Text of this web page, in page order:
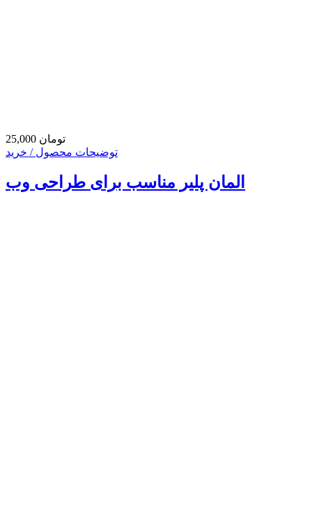
25,000 تومان
توضیحات محصول / خرید
المان پلیر مناسب برای طراحی وب